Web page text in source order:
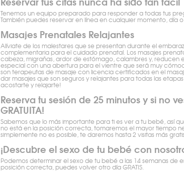
Tenemos un equipo preparado para responder a todas tus
También puedes reservar en línea en cualquier momento, día
Masajes Prenatales Relajantes
Alíviate de los malestares que se presentan durante el
complementaria para el cuidado prenatal. Los masajes
cabeza, migrañas, ardor de estómago, calambres y, reducen
especial con una abertura para el vientre que será muy
son terapeutas de masaje con licencia certificados en el
dar masajes que son seguros y relajantes para todas las
acostarte y relajarte!
Reserva tu sesión de 25 minutos y si no
GRATUITA!
Sabemos que lo más importante para ti es ver a tu bebé, así
no está en la posición correcta, tomaremos el mayor tiempo
simplemente no es posible, te daremos hasta 2 visitas más
¡Descubre el sexo de tu bebé con
Podemos determinar el sexo de tu bebé a las 14 semanas de
posición correcta, puedes volver otro día GRATIS.